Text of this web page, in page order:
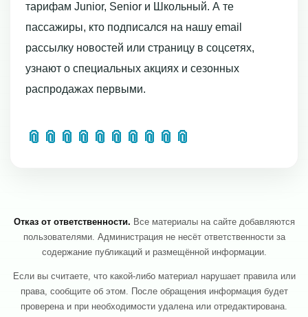
тарифам Junior, Senior и Школьный. А те
пассажиры, кто подписался на нашу email
рассылку новостей или страницу в соцсетях,
узнают о специальных акциях и сезонных
распродажах первыми.
📎 📎 📎 📎 📎 📎 📎 📎 📎 📎
Отказ от ответственности. Все материалы на сайте добавляются
пользователями. Администрация не несёт ответственности за
содержание публикаций и размещённой информации.
Если вы считаете, что какой-либо материал нарушает правила или
права, сообщите об этом. После обращения информация будет
проверена и при необходимости удалена или отредактирована.